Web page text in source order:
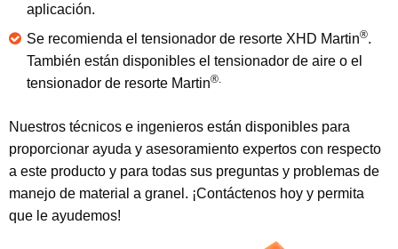
aplicación.
Se recomienda el tensionador de resorte XHD Martin®.
También están disponibles el tensionador de aire o el
tensionador de resorte Martin®.
Nuestros técnicos e ingenieros están disponibles para
proporcionar ayuda y asesoramiento expertos con respecto
a este producto y para todas sus preguntas y problemas de
manejo de material a granel. ¡Contáctenos hoy y permita
que le ayudemos!